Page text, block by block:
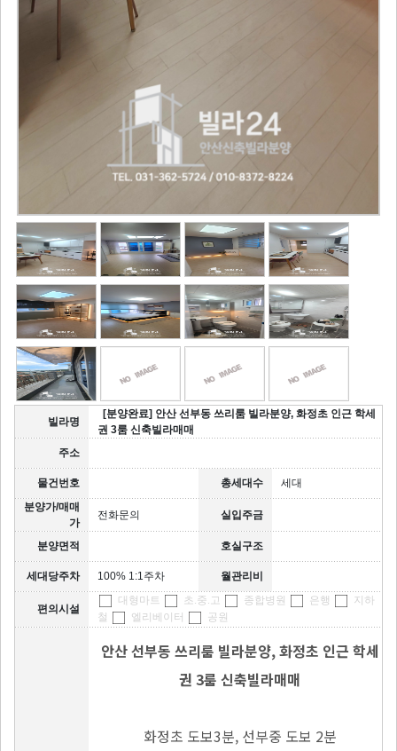
빌라명
[분양완료] 안산 선부동 쓰리룸 빌라분양, 화정초 인근 학세
권 3룸 신축빌라매매
주소
물건번호 총세대수
세대
분양가/매매
가
전화문의 실입주금
분양면적 호실구조
세대당주차 100% 1:1주차 월관리비
편의시설
대형마트 초.중.고 종합병원 은행
지하
철
엘리베이터 공원
안산 선부동 쓰리룸 빌라분양, 화정초 인근 학세
권 3룸 신축빌라매매
화정초 도보3분, 선부중 도보 2분